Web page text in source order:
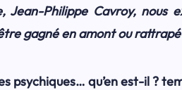
Jean-Philippe Cavroy, nous
gagné en amont ou
psychiques… qu’en est-il ?